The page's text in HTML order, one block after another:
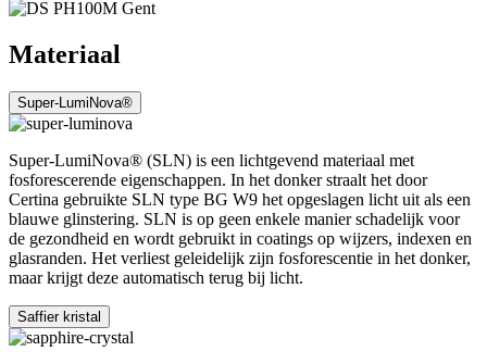
Materiaal
Super-LumiNova®
Super-LumiNova® (SLN) is een lichtgevend materiaal met
fosforescerende eigenschappen. In het donker straalt het door
Certina gebruikte SLN type BG W9 het opgeslagen licht uit als een
blauwe glinstering. SLN is op geen enkele manier schadelijk voor
de gezondheid en wordt gebruikt in coatings op wijzers, indexen en
glasranden. Het verliest geleidelijk zijn fosforescentie in het donker,
maar krijgt deze automatisch terug bij licht.
Saffier kristal